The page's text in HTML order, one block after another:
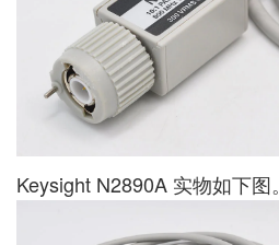
Keysight N2890A 实物如下图。